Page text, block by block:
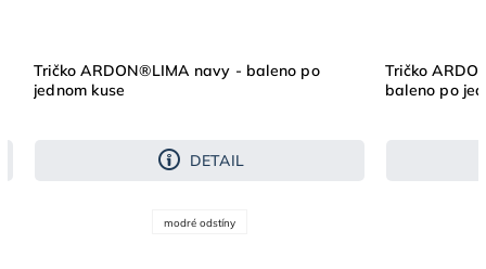
Tričko ARDON®LIMA navy - baleno po
jednom kuse
DETAIL
modré odstíny
Tričko
baleno po